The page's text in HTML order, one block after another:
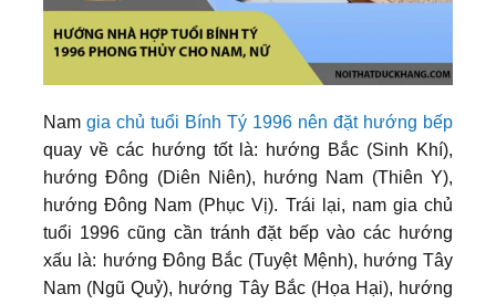
Nam gia chủ tuổi Bính Tý 1996 nên đặt hướng bếp
quay về các hướng tốt là: hướng Bắc (Sinh Khí),
hướng Đông (Diên Niên), hướng Nam (Thiên Y),
hướng Đông Nam (Phục Vị). Trái lại, nam gia chủ
tuổi 1996 cũng cần tránh đặt bếp vào các hướng
xấu là: hướng Đông Bắc (Tuyệt Mệnh), hướng Tây
Nam (Ngũ Quỷ), hướng Tây Bắc (Họa Hại), hướng